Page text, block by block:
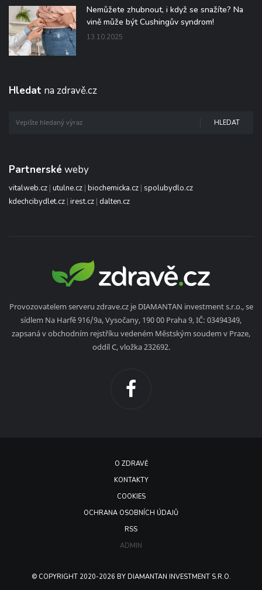
Nemůžete zhubnout, i když se snažíte? Na
vině může být Cushingův syndrom!
13.10.2025
Hledat na zdravě.cz
HLEDAT
Partnerské weby
vitalweb.cz | utulne.cz | biochemicka.cz | spolubydlo.cz
kdechcibydlet.cz | irest.cz | dalten.cz
Provozovatelem serveru zdrave.cz je DIAMANTAN investment s.r.o., se
sídlem Na Harfě 916/9a, Vysočany, 190 00 Praha 9, IČ: 03494349,
zapsaná v obchodním rejstříku vedeném Městským soudem v Praze,
oddíl C, vložka 232692.
O ZDRAVĚ
KONTAKTY
COOKIES
OCHRANA OSOBNÍCH ÚDAJŮ
RSS
ADMIN
© COPYRIGHT 2020-2026 BY DIAMANTAN INVESTMENT S.R.O.